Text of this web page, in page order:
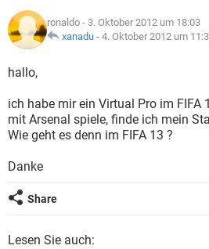
FACEBOOK
WHATSAPP
FACEBOOK
ANDROID
WINDOWS 10
WHATSAPP
SPIELE
ANDROID
WINDOWS 10
WHATSAPP
FACEBOOK
LEXIKON
SPIELE
WINDOWS 10
WHATSAPP
FACEBOOK
ronaldo - 3. Oktober 2012 um 18:03
xanadu - 4. Oktober 2012 um
hallo,
ich habe mir ein Virtual Pro im FIFA
mit Arsenal spiele, finde ich mein
Wie geht es denn im FIFA 13 ?
Danke
Share
Lesen Sie auch: